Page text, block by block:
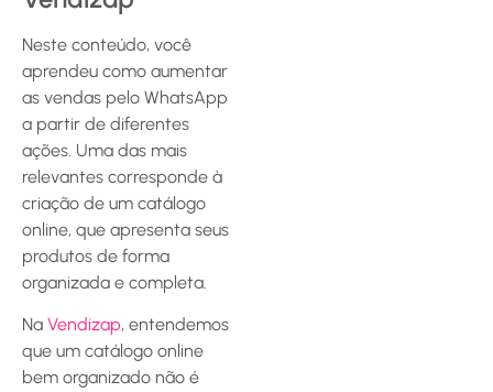
Neste conteúdo, você
aprendeu como aumentar
as vendas pelo WhatsApp
a partir de diferentes
ações. Uma das mais
relevantes corresponde à
criação de um catálogo
online, que apresenta seus
produtos de forma
organizada e completa.
Na Vendizap, entendemos
que um catálogo online
bem organizado não é